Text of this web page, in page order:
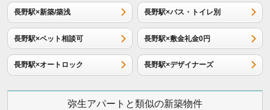
長野駅×新築/築浅 長野駅×バス・トイレ別
長野駅×ペット相談可 長野駅×敷金礼金0円
長野駅×オートロック 長野駅×デザイナーズ
弥生アパートと類似の新築物件